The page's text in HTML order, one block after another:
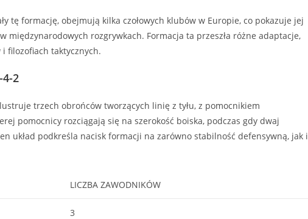
tę formację, obejmują kilka czołowych klubów w Europie, co pokazuje jej
międzynarodowych rozgrywkach. Formacja ta przeszła różne adaptacje,
filozofiach taktycznych.
2
trzech obrońców tworzących linię z tyłu, z pomocnikiem
pomocnicy rozciągają się na szerokość boiska, podczas gdy dwaj
układ podkreśla nacisk formacji na zarówno stabilność defensywną, jak i
LICZBA ZAWODNIKÓW
3